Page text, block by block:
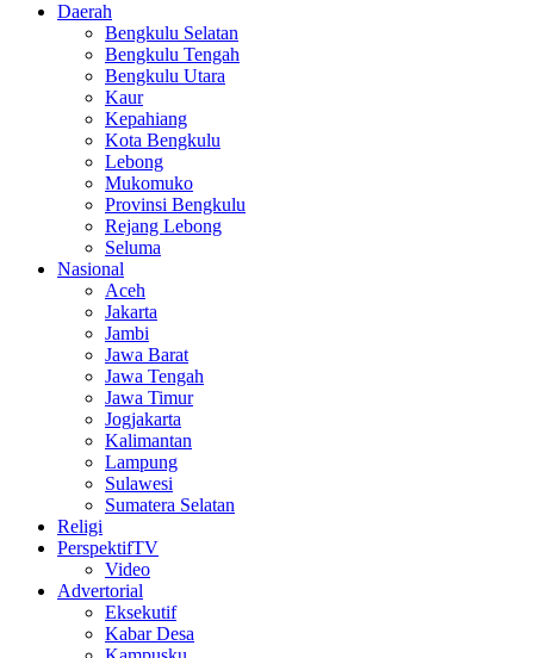
Daerah
Bengkulu Selatan
Bengkulu Tengah
Bengkulu Utara
Kaur
Kepahiang
Kota Bengkulu
Lebong
Mukomuko
Provinsi Bengkulu
Rejang Lebong
Seluma
Nasional
Aceh
Jakarta
Jambi
Jawa Barat
Jawa Tengah
Jawa Timur
Jogjakarta
Kalimantan
Lampung
Sulawesi
Sumatera Selatan
Religi
PerspektifTV
Video
Advertorial
Eksekutif
Kabar Desa